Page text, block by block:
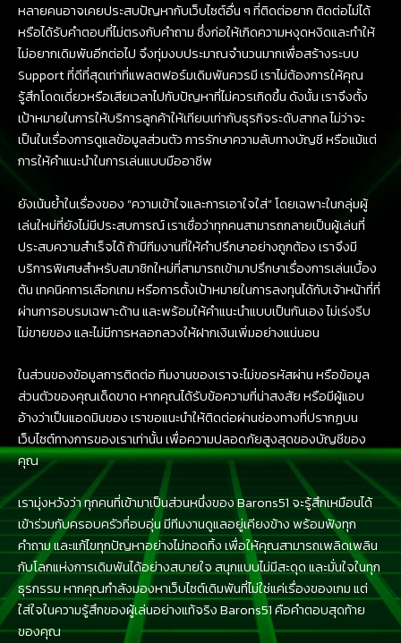
หลายคนอาจเคยประสบปัญหากับเว็บไซต์อื่น ๆ ที่ติดต่อยาก ติดต่อไม่ได้
หรือได้รับคำตอบที่ไม่ตรงกับคำถาม ซึ่งก่อให้เกิดความหงุดหงิดและทำให้
ไม่อยากเดิมพันอีกต่อไป จึงทุ่มงบประมาณจำนวนมากเพื่อสร้างระบบ
Support ที่ดีที่สุดเท่าที่แพลตฟอร์มเดิมพันควรมี เราไม่ต้องการให้คุณ
รู้สึกโดดเดี่ยวหรือเสียเวลาไปกับปัญหาที่ไม่ควรเกิดขึ้น ดังนั้น เราจึงตั้ง
เป้าหมายในการให้บริการลูกค้าให้เทียบเท่ากับธุรกิจระดับสากล ไม่ว่าจะ
เป็นในเรื่องการดูแลข้อมูลส่วนตัว การรักษาความลับทางบัญชี หรือแม้แต่
การให้คำแนะนำในการเล่นแบบมืออาชีพ
ยังเน้นย้ำในเรื่องของ “ความเข้าใจและการเอาใจใส่” โดยเฉพาะในกลุ่มผู้
เล่นใหม่ที่ยังไม่มีประสบการณ์ เราเชื่อว่าทุกคนสามารถกลายเป็นผู้เล่นที่
ประสบความสำเร็จได้ ถ้ามีทีมงานที่ให้คำปรึกษาอย่างถูกต้อง เราจึงมี
บริการพิเศษสำหรับสมาชิกใหม่ที่สามารถเข้ามาปรึกษาเรื่องการเล่นเบื้อง
ต้น เทคนิคการเลือกเกม หรือการตั้งเป้าหมายในการลงทุนได้กับเจ้าหน้าที่ที่
ผ่านการอบรมเฉพาะด้าน และพร้อมให้คำแนะนำแบบเป็นกันเอง ไม่เร่งรีบ
ไม่ขายของ และไม่มีการหลอกลวงให้ฝากเงินเพิ่มอย่างแน่นอน
ในส่วนของข้อมูลการติดต่อ ทีมงานของเราจะไม่ขอรหัสผ่าน หรือข้อมูล
ส่วนตัวของคุณเด็ดขาด หากคุณได้รับข้อความที่น่าสงสัย หรือมีผู้แอบ
อ้างว่าเป็นแอดมินของ เราขอแนะนำให้ติดต่อผ่านช่องทางที่ปรากฏบน
เว็บไซต์ทางการของเราเท่านั้น เพื่อความปลอดภัยสูงสุดของบัญชีของ
คุณ
เรามุ่งหวังว่า ทุกคนที่เข้ามาเป็นส่วนหนึ่งของ Barons51 จะรู้สึกเหมือนได้
เข้าร่วมกับครอบครัวที่อบอุ่น มีทีมงานดูแลอยู่เคียงข้าง พร้อมฟังทุก
คำถาม และแก้ไขทุกปัญหาอย่างไม่ทอดทิ้ง เพื่อให้คุณสามารถเพลิดเพลิน
กับโลกแห่งการเดิมพันได้อย่างสบายใจ สนุกแบบไม่มีสะดุด และมั่นใจในทุก
ธุรกรรม หากคุณกำลังมองหาเว็บไซต์เดิมพันที่ไม่ใช่แค่เรื่องของเกม แต่
ใส่ใจในความรู้สึกของผู้เล่นอย่างแท้จริง Barons51 คือคำตอบสุดท้าย
ของคุณ